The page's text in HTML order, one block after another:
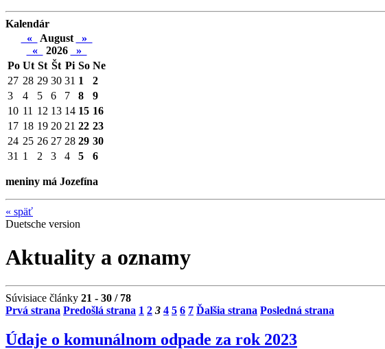
Kalendár
«
August
»
«
2026
»
Po Ut St Št Pi So Ne
27 28 29 30 31 1
2
3
4 5 6 7 8
9
10 11 12 13 14 15 16
17 18 19 20 21 22 23
24 25 26 27 28 29 30
31 1 2 3 4 5 6
meniny má Jozefína
« späť
Duetsche version
Aktuality a oznamy
Súvisiace články 21 - 30 / 78
Prvá strana Predošlá strana 1 2 3 4 5 6 7 Ďalšia strana Posledná strana
Údaje o komunálnom odpade za rok 2023